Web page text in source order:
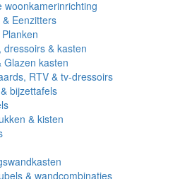
woonkamerinrichting
Eenzitters
dressoirs & kasten
Glazen kasten
RTV & tv-dressoirs
bijzettafels
& kisten
& wandcombinaties